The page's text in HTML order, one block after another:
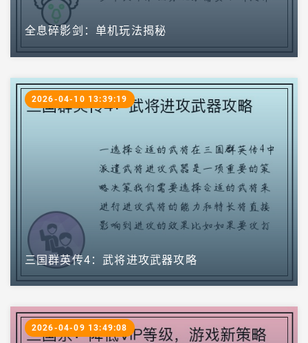
全息碎影剑：单机玩法揭秘
三国群英传4：武将进攻武器攻略
2026-04-10 13:39:19
2026-04-09 13:49:08